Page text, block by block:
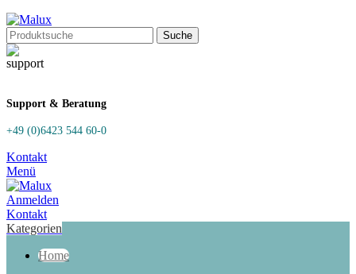
Suche
Support & Beratung
+49 (0)6423 544 60-0
Kontakt
Menü
Anmelden
Kontakt
Kategorien
Home